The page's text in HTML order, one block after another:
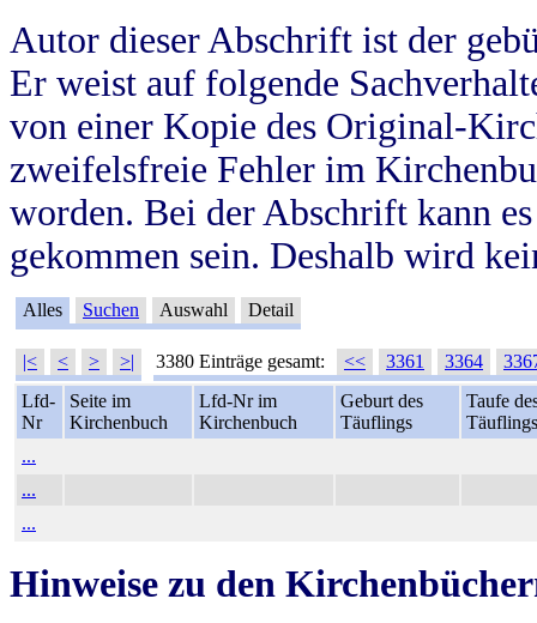
Autor dieser Abschrift ist der
Er weist auf folgende
von einer Kopie des Original-
zweifelsfreie Fehler im
worden. Bei der Abschrift kann
gekommen sein. Deshalb wird
Alles Suchen Auswahl Detail
|< < > >| 3380 Einträge gesamt: << 3361 3364
Lfd-
Nr
Seite im
Kirchenbuch
Lfd-Nr im
Kirchenbuch
Geburt des
Täuflings
Taufe
Täuflings
...
...
...
Hinweise zu den